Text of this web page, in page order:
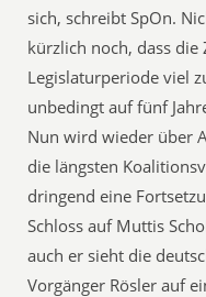
sich, schreibt SpOn.
kürzlich noch, dass
Legislaturperiode viel
unbedingt auf fünf
Nun wird wieder über
die längsten
dringend eine
Schloss auf Muttis
auch er sieht die
Vorgänger Rösler auf